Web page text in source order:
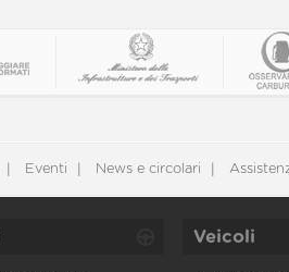
Eventi News e circolari
Veicoli